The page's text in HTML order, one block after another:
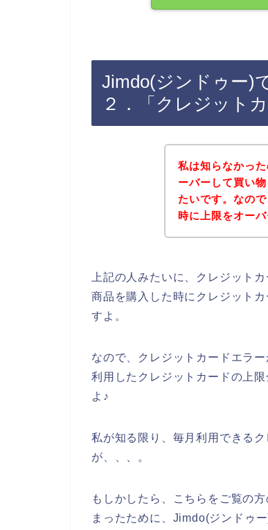
Jimdo(ジンドゥー)
２．「クレジット
私は知らなかっ
ーバーして買い
たいです。なの
時に上限をオー
上記の人みたいに、クレジット
商品を購入した時にクレジット
すよ。
なので、クレジットカードエラ
利用したクレジットカードの上
よ♪
私が知る限り、毎月利用できる
が、、、。
もしかしたら、こちらをご覧の
まったために、Jimdo(ジンドゥ